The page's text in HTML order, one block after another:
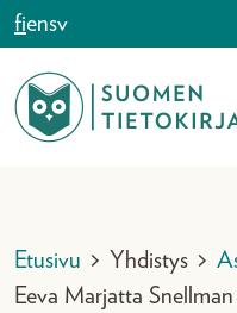
Siirry sisältöön
fiensv
Etusivu > Yhdistys >
Eeva Marjatta Snellman